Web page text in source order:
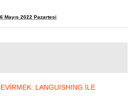
Mayıs 2022 Pazartesi
LANGUISHING İLE